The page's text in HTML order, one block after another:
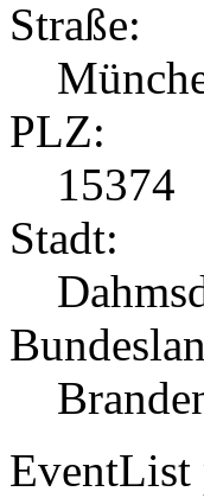
Straße:
PLZ:
15374
Stadt:
EventList